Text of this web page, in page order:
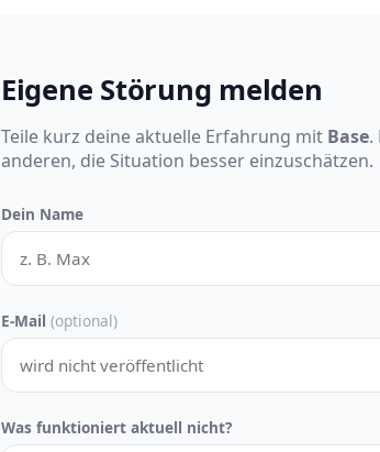
Eigene Störung melden
Teile kurz deine aktuelle Erfahrung mit Base.
anderen, die Situation besser einzuschätzen.
Dein Name
E-Mail (optional)
Was funktioniert aktuell nicht?